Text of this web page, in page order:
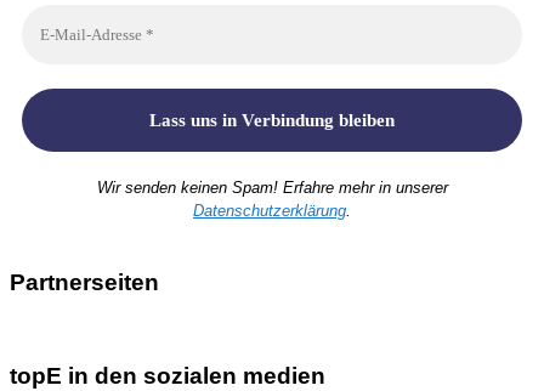
Wir senden keinen Spam! Erfahre mehr in unserer
Datenschutzerklärung
Partnerseiten
topE in den sozialen medien